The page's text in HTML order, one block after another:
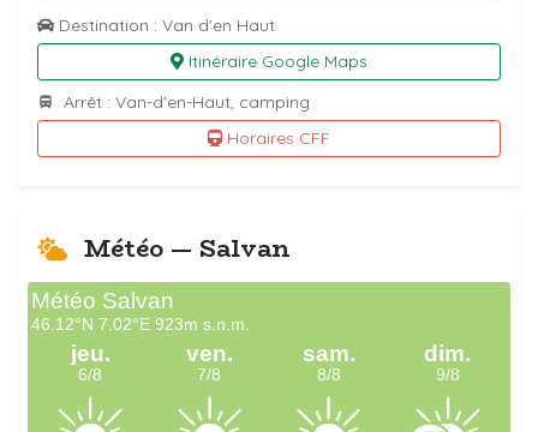
Destination : Van d'en Haut
Itinéraire Google Maps
Arrêt : Van-d'en-Haut, camping
Horaires CFF
Météo — Salvan